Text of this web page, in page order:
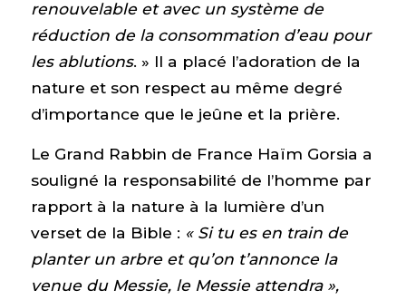
renouvelable et avec un système de
réduction de la consommation d’eau pour
les ablutions. » Il a placé l’adoration de la
nature et son respect au même degré
d’importance que le jeûne et la prière.
Le Grand Rabbin de France Haïm Gorsia a
souligné la responsabilité de l’homme par
rapport à la nature à la lumière d’un
verset de la Bible : « Si tu es en train de
planter un arbre et qu’on t’annonce la
venue du Messie, le Messie attendra »,